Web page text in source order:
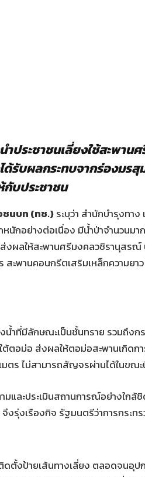
ำประชาชนเลี่ยงใช้สะพา
ด้รับผลกระทบจากร่องมร
กับประชาชน
ชนบท (ทช.) ระบุว่า สำนักบำรุงท
นักอย่างต่อเนื่อง มีน้ำป่าจำนวนมา
ส่งผลให้สะพานศรีมงคลวชิรานุสร
ะพานคอนกรีตเสริมเหล็กความยา
ำที่มีลักษณะเป็นชั้นทราย รวมถึงก
ต้ตอม่อ ส่งผลให้ตอม่อสะพานเกิด
มตร ไม่สามารถสัญจรผ่านได้ในขณ
ละประเมินสถานการณ์อย่างใกล้ชิ
งรุ่งเรืองกิจ รัฐมนตรีว่าการกระท
ดตั้งป้ายเส้นทางเลี่ยง ตลอดจนอุ